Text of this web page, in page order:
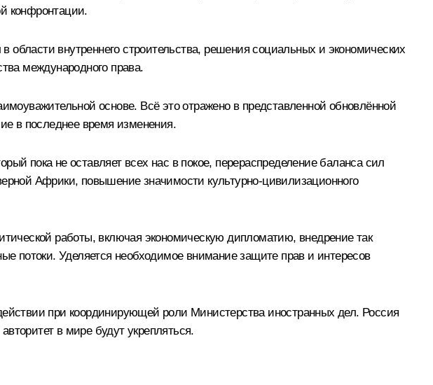
конфронтации.
внутреннего строительства, решения социальных и экономических
международного права.
основе. Всё это отражено в представленной обновлённой
в последнее время изменения.
пока не оставляет всех нас в покое, перераспределение баланса сил
Африки, повышение значимости культурно-цивилизационного
работы, включая экономическую дипломатию, внедрение так
потоки. Уделяется необходимое внимание защите прав и интересов
при координирующей роли Министерства иностранных дел. Россия
в мире будут укрепляться.